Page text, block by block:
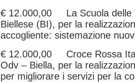
€ 12.000,00 La Scuola delle
Biellese (BI), per la
accogliente: sistemazione
€ 12.000,00 Croce Rossa
Odv – Biella, per la
per migliorare i servizi per la